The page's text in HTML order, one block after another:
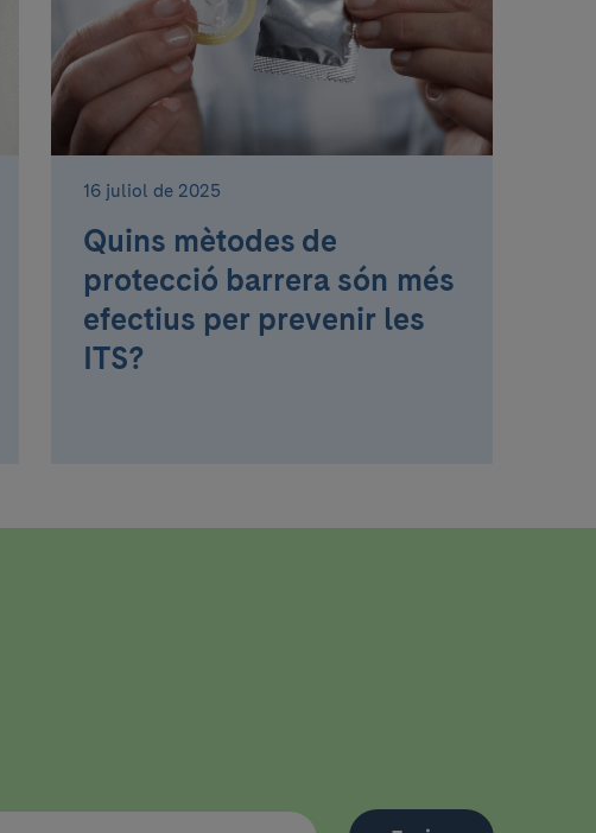
16 juliol de 2025
Quins mètodes de
protecció barrera són més
efectius per prevenir les
ITS?